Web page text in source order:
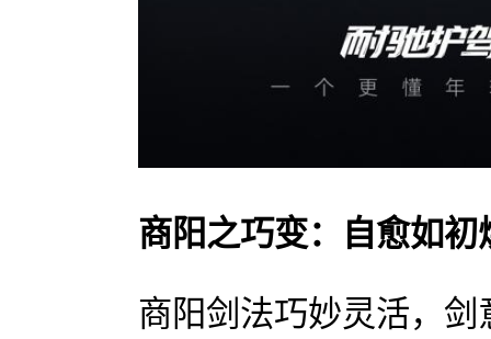
商阳之巧变：自愈如初
商阳剑法巧妙灵活，